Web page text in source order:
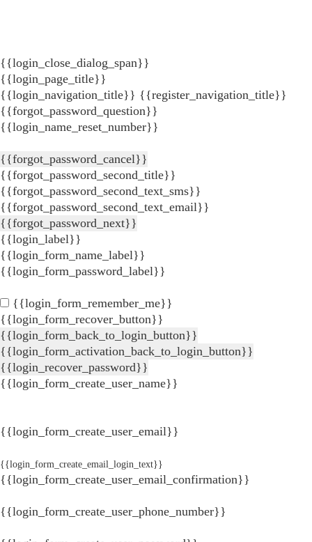
{{login_close_dialog_span}}
{{login_page_title}}
{{login_navigation_title}} {{register_navigation_title}}
{{forgot_password_question}}
{{login_name_reset_number}}
{{forgot_password_cancel}}
{{forgot_password_second_title}}
{{forgot_password_second_text_sms}}
{{forgot_password_second_text_email}}
{{forgot_password_next}}
{{login_label}}
{{login_form_name_label}}
{{login_form_password_label}}
{{login_form_remember_me}}
{{login_form_recover_button}}
{{login_form_back_to_login_button}}
{{login_form_activation_back_to_login_button}}
{{login_recover_password}}
{{login_form_create_user_name}}
{{login_form_create_user_email}}
{{login_form_create_email_login_text}}
{{login_form_create_user_email_confirmation}}
{{login_form_create_user_phone_number}}